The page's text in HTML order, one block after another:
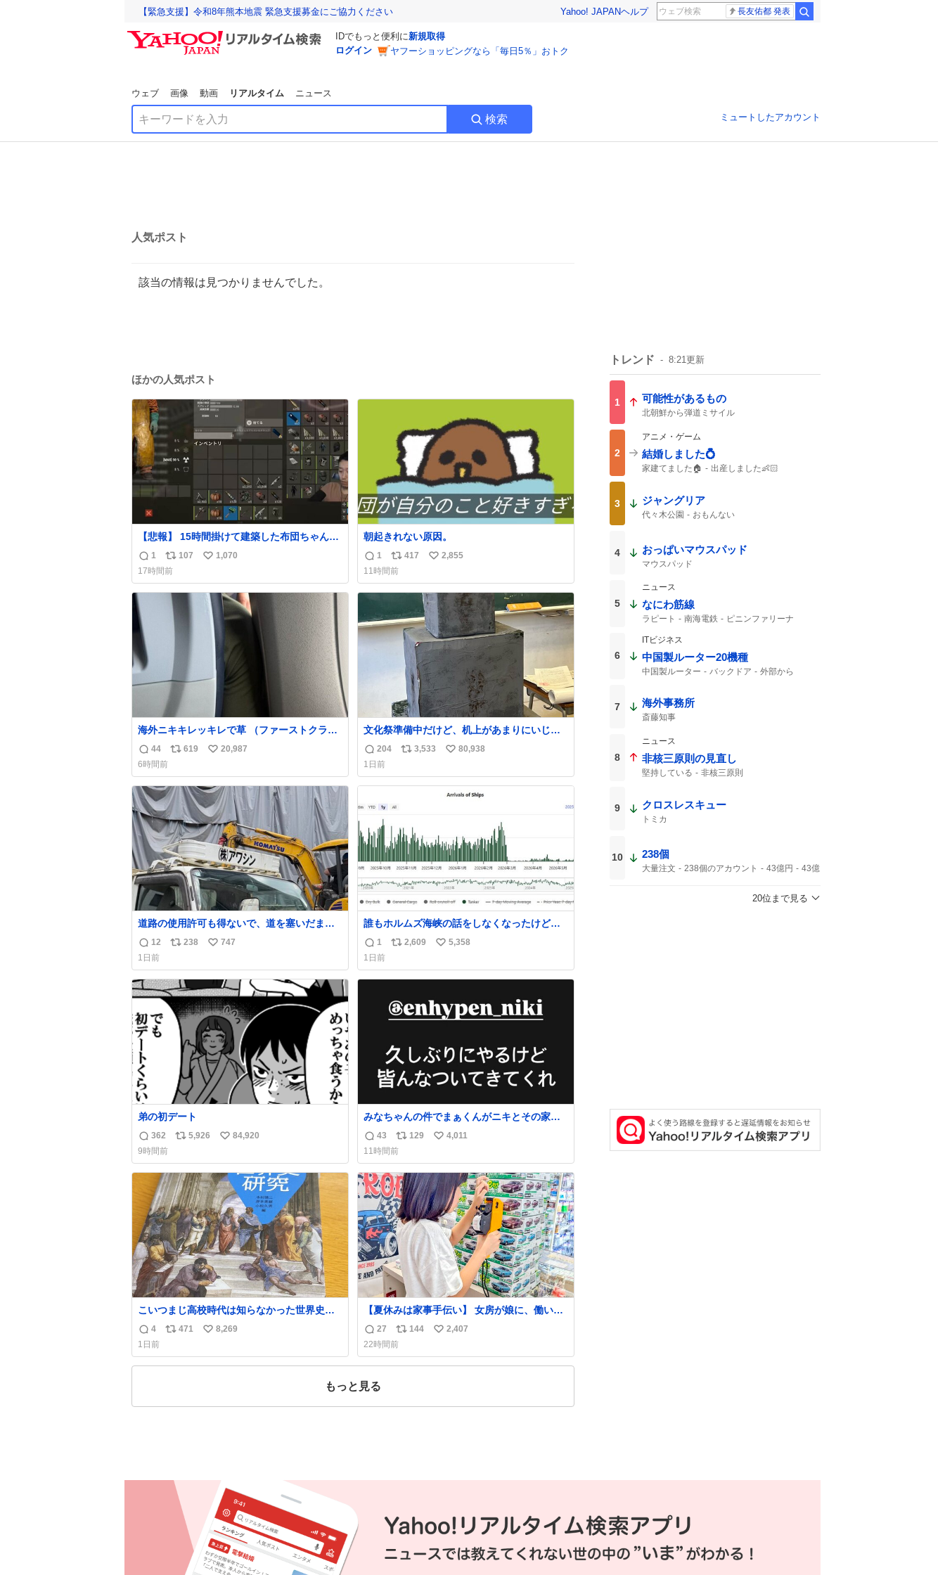
【緊急支援】令和8年熊本地震 緊急支援募金にご協力ください Yahoo! JAPANヘルプ 長友佑都 発表
IDでもっと便利に新規取得
ログイン
ヤフーショッピングなら「毎日5％」おトク
ウェブ 画像 動画 リアルタイム ニュース
検索 ミュートしたアカウント
人気ポスト
該当の情報は見つかりませんでした。
ほかの人気ポスト
【悲報】 15時間掛けて建築した布団ちゃんの
拠点、ボマー集団の突撃により一瞬にして崩
壊
返
信
数
1
リ
ポ
ス
ト
数
107
い
ね
数
1,070
17時間前
朝起きれない原因。
返
信
数
1
リ
ポ
ス
数
417
い
ね
数
2,855
11時間前
海外ニキキレッキレで草 （ファーストクラス
は前の座席であるため）
返
信
数
44
リ
ス
ト
数
619
い
ね
数
20,987
6時間前
文化祭準備中だけど、机上があまりにいじめ
っぽすぎる
返
信
数
204
リ
ス
3,533
い
ね
数
80,938
1日前
道路の使用許可も得ないで、道を塞いだまま
解体作業してる。 写真を撮ろうとしたら「勝
手に写真撮るな馬鹿野郎」と罵倒されるな
ど。
返
信
数
12
リ
ス
ト
数
238
い
ね
数
747
1日前
誰もホルムズ海峡の話をしなくなったけどタ
ンカーの往来は消滅したままですねと
返
信
数
1
リ
ス
数
2,609
い
ね
5,358
1日前
弟の初デート
返
信
数
362
リ
ス
ト
数
5,926
い
ね
数
84,920
9時間前
みなちゃんの件でまぁくんがニキとその家族
を脅してるけど絶対間違えてる。 悪いのは誹
謗中傷した人達でしょ。こんなのみなちゃん
望んでないし曲がった正義すぎる
返
信
数
43
リ
ポ
ス
ト
数
129
い
ね
数
4,011
11時間前
こいつまじ高校時代は知らなかった世界史が
溢れすぎてて𝑩𝑰𝑮 𝑳𝑶𝑽𝑬＿＿
返
信
数
4
リ
ス
471
い
ね
8,269
1日前
【夏休みは家事手伝い】 女房が娘に、働いた
らバイト代もらえば？と言ったら、娘は、い
らない、と言って黙々と働いてくれました。
あとでソフトクリーム買ってやろうと思いま
した。
返
信
数
27
リ
ポ
ス
144
い
ね
2,407
22時間前
もっと見る
トレンド 8:21更新
1 可能性があるもの
北朝鮮から弾道ミサイル
2
アニメ・ゲーム
結婚しました💍
家建てました🏠
出産しました👶🏻
3 ジャングリア
代々木公園 おもんない
4 おっぱいマウスパッド
マウスパッド
5
ニュース
なにわ筋線
ラピート 南海電鉄 ピニンファリーナ
6
ITビジネス
中国製ルーター20機種
中国製ルーター バックドア
外部から
7 海外事務所
斎藤知事
8
ニュース
非核三原則の見直し
堅持している 非核三原則
9 クロスレスキュー
トミカ
10 238個
大量注文 238個のアカウント 43億円
43億
20位まで見る